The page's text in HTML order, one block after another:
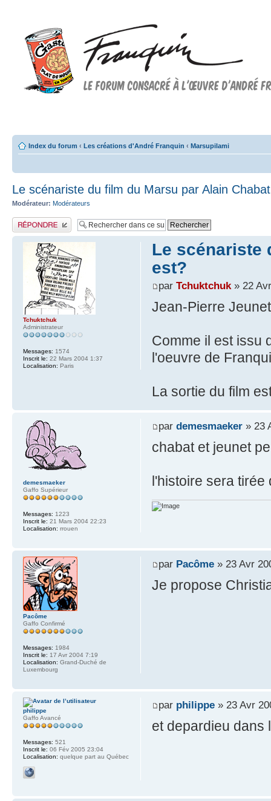
Index du forum ‹ Les créations d'André Franquin ‹ Marsupilami
Le scénariste du film du Marsu par Alain
Modérateur: Modérateurs
Publier une réponse
Le scénariste
est?
par Tchuktchuk» 22
Jean-Pierre
Comme il est issu
l'oeuvre de
La sortie du film
Tchuktchuk
Administrateur
Messages: 1574
Inscrit le: 22 Mars 2004 1:37
Localisation: Paris
par demesmaeker» 23
chabat et jeunet
l'histoire sera tirée
demesmaeker
Gaffo Supérieur
Messages: 1223
Inscrit le: 21 Mars 2004 22:23
Localisation: rrouen
par Pacôme» 23 Avr
Je propose
Pacôme
Gaffo Confirmé
Messages: 1984
Inscrit le: 17 Avr 2004 7:19
Localisation: Grand-Duché de
Luxembourg
par philippe» 23 Avr
et depardieu
philippe
Gaffo Avancé
Messages: 521
Inscrit le: 06 Fév 2005 23:04
Localisation: quelque part au Québec